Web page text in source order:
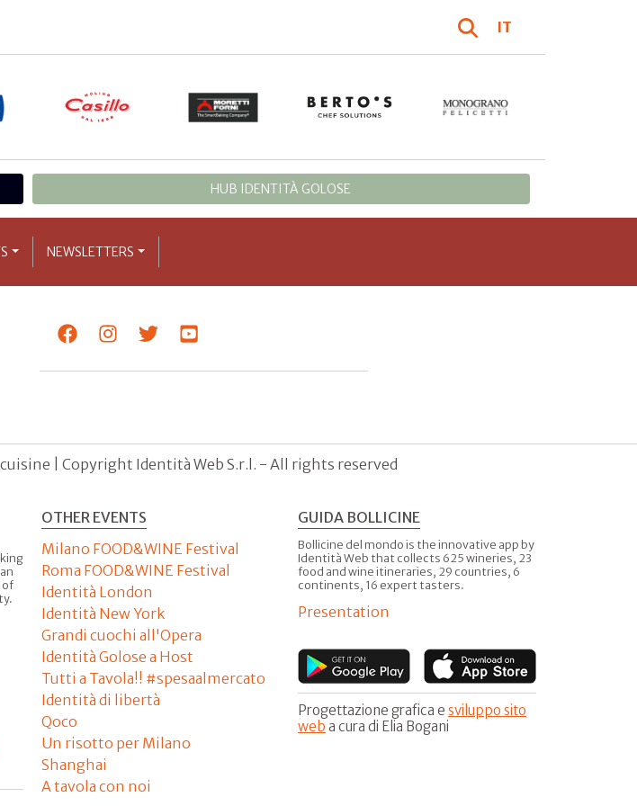
IT
HUB IDENTITÀ GOLOSE
NEWSLETTERS
| Copyright Identità Web S.r.l. - All rights reserved
of
OTHER EVENTS
Milano FOOD&WINE Festival
Roma FOOD&WINE Festival
Identità London
Identità New York
Grandi cuochi all'Opera
Identità Golose a Host
Tutti a Tavola!! #spesaalmercato
Identità di libertà
Qoco
Un risotto per Milano
Shanghai
A tavola con noi
GUIDA BOLLICINE
Bollicine del mondo is the innovative app by
Identità Web that collects 625 wineries, 23
food and wine itineraries, 29 countries, 6
continents, 16 expert tasters.
Presentation
Progettazione grafica e sviluppo sito
web a cura di Elia Bogani